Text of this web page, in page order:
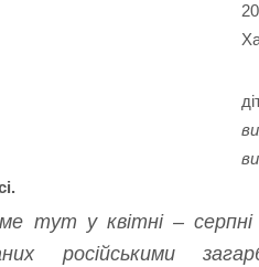
тут у квітні – серпні
російськими